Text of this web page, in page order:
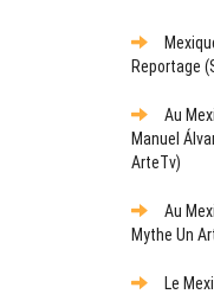
Reportage
Au
Manuel
ArteTv)
Au
Mythe Un
Le